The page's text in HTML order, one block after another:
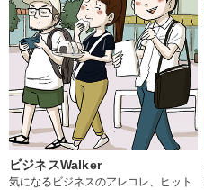
ビジネスWalker
気になるビジネスのアレコレ、ヒット